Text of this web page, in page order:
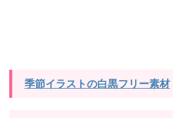
季節イラストの白黒フリー素材